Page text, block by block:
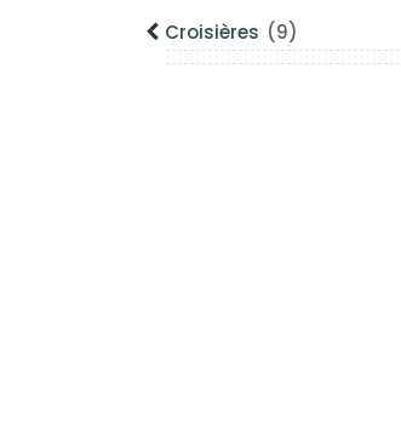
Croisières (9)